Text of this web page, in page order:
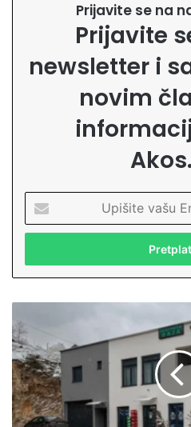
Prijavite se na
Prijavite
newsletter i
novim
i
i
e
a
š
u
E
m
a
l
i
j
i
i
A